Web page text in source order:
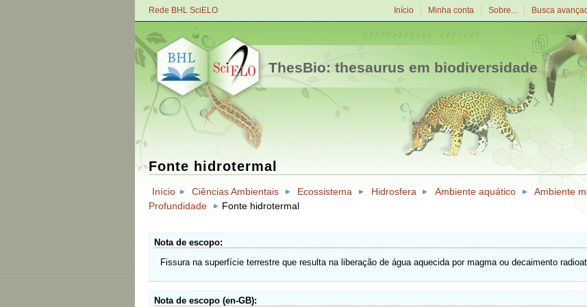
Rede BHL SciELO Início Minha conta Sobre... Busca
ThesBio: thesaurus em biodiversidade
Fonte hidrotermal
Início Ciências Ambientais Ecossistema Hidrosfera Ambiente aquático Ambiente
Profundidade
Fonte hidrotermal
Nota de escopo
Fissura na superfície terrestre que resulta na liberação de água aquecida por magma ou decaimento
Nota de escopo (en-GB)